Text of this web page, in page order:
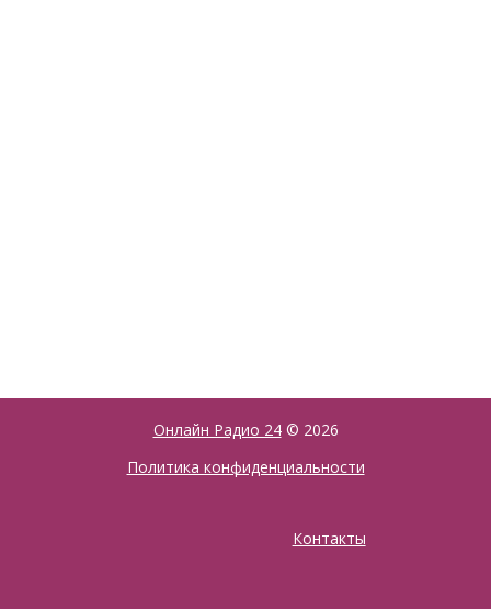
Онлайн Радио 24© 2026
Политика конфиденциальности
Контакты